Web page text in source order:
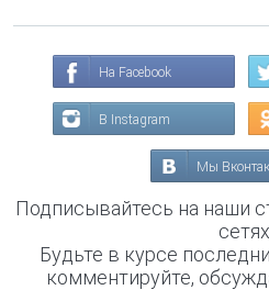
На Facebook
В Instagram
Мы
Подписывайтесь на наши
сетях.
Будьте в курсе
комментируйте,